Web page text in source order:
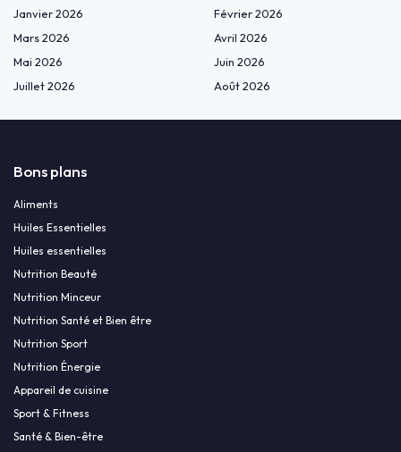
Janvier 2026
Février 2026
Mars 2026
Avril 2026
Mai 2026
Juin 2026
Juillet 2026
Août 2026
Bons plans
Aliments
Huiles Essentielles
Huiles essentielles
Nutrition Beauté
Nutrition Minceur
Nutrition Santé et Bien être
Nutrition Sport
Nutrition Énergie
Appareil de cuisine
Sport & Fitness
Santé & Bien-être